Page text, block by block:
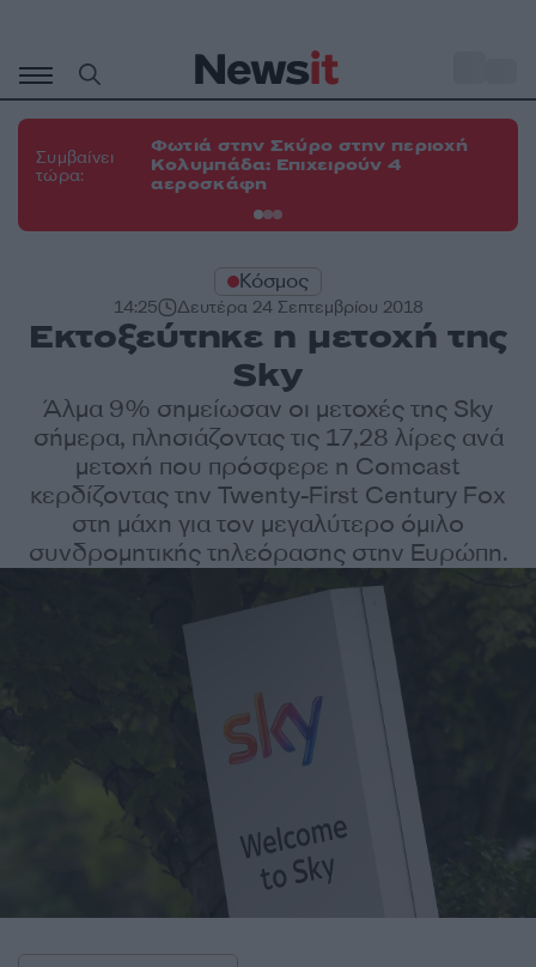
περιεχόμενο
Συμβαίνει
τώρα:
Φωτιά στην Σκύρο στην περιοχή
Κολυμπάδα: Επιχειρούν 4
αεροσκάφη
Κόσμος
14:25 Δευτέρα 24 Σεπτεμβρίου 2018
Εκτοξεύτηκε η μετοχή της
Sky
Άλμα 9% σημείωσαν οι μετοχές της Sky
σήμερα, πλησιάζοντας τις 17,28 λίρες ανά
μετοχή που πρόσφερε η Comcast
κερδίζοντας την Twenty-First Century Fox
στη μάχη για τον μεγαλύτερο όμιλο
συνδρομητικής τηλεόρασης στην Ευρώπη.